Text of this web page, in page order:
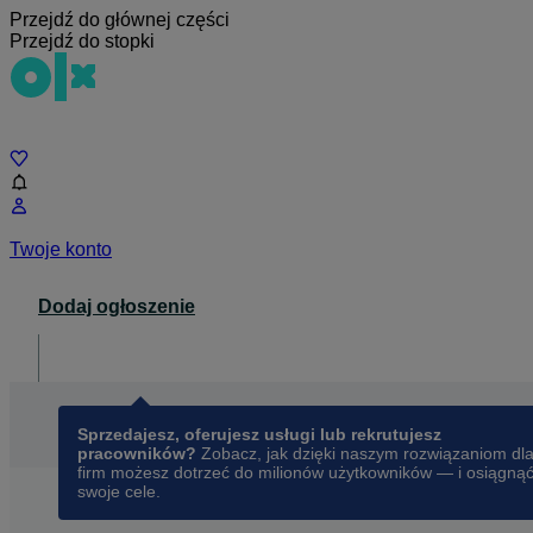
Przejdź do głównej części
Przejdź do stopki
Twoje konto
Dodaj ogłoszenie
Sprzedajesz, oferujesz usługi lub rekrutujesz
pracowników? Zobacz, jak dzięki naszym rozwiązaniom dla
firm możesz dotrzeć do milionów użytkowników — i osiągnąć
swoje cele.